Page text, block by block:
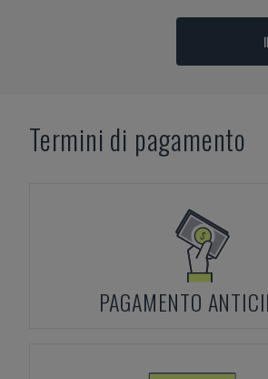
Termini di pagamento
PAGAMENTO